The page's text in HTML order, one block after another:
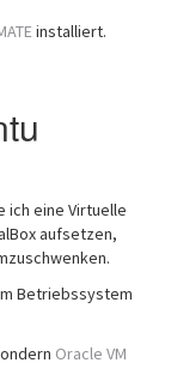
installiert.
ich eine Virtuelle
aufsetzen,
Betriebssystem
Oracle VM